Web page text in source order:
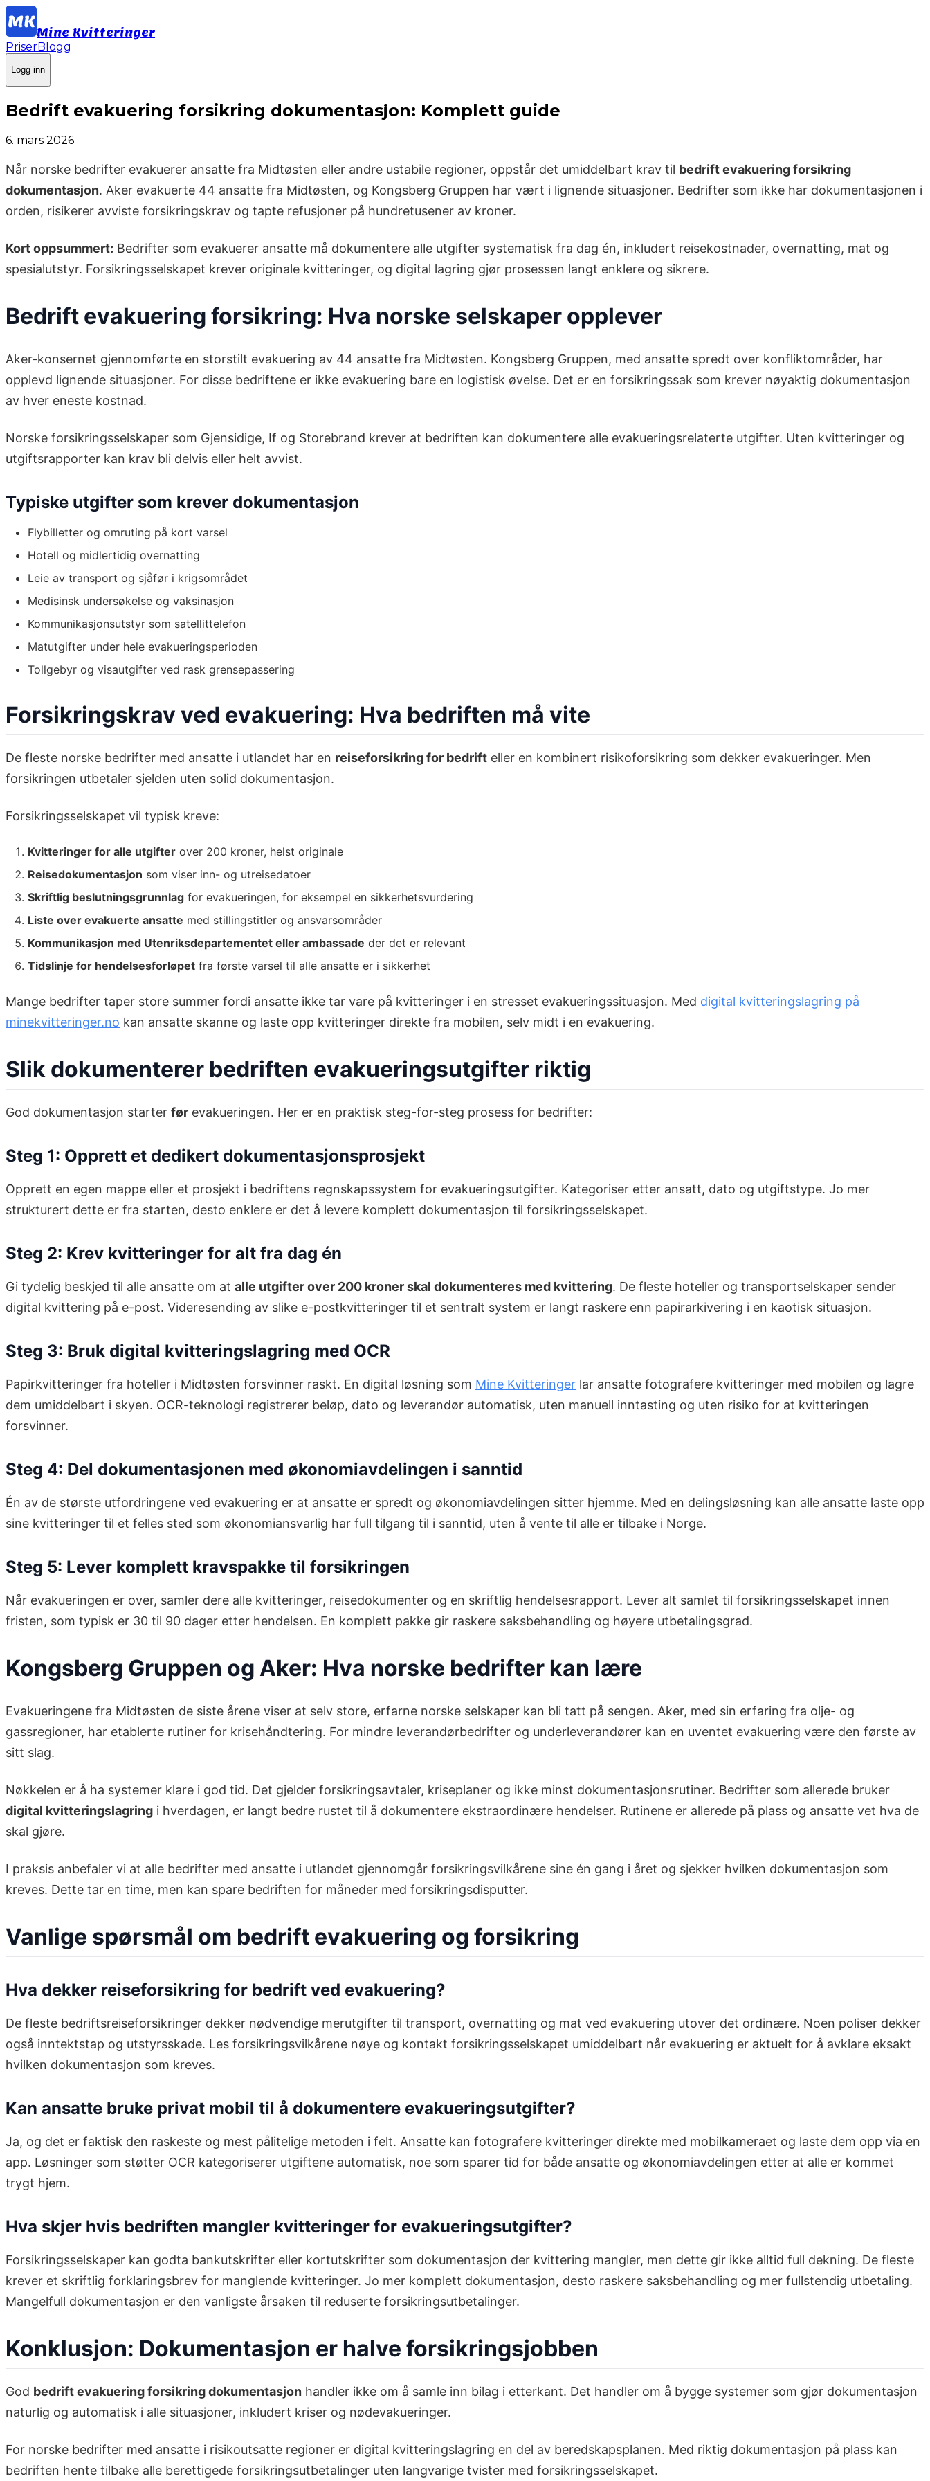
Mine Kvitteringer
PriserBlogg
Logg inn
Bedrift evakuering forsikring dokumentasjon: Komplett guide
6. mars 2026
Når norske bedrifter evakuerer ansatte fra Midtøsten eller andre ustabile regioner, oppstår det umiddelbart krav til bedrift evakuering forsikring
dokumentasjon. Aker evakuerte 44 ansatte fra Midtøsten, og Kongsberg Gruppen har vært i lignende situasjoner. Bedrifter som ikke har dokumentasjonen i
orden, risikerer avviste forsikringskrav og tapte refusjoner på hundretusener av kroner.
Kort oppsummert: Bedrifter som evakuerer ansatte må dokumentere alle utgifter systematisk fra dag én, inkludert reisekostnader, overnatting, mat og
spesialutstyr. Forsikringsselskapet krever originale kvitteringer, og digital lagring gjør prosessen langt enklere og sikrere.
Bedrift evakuering forsikring: Hva norske selskaper opplever
Aker-konsernet gjennomførte en storstilt evakuering av 44 ansatte fra Midtøsten. Kongsberg Gruppen, med ansatte spredt over konfliktområder, har
opplevd lignende situasjoner. For disse bedriftene er ikke evakuering bare en logistisk øvelse. Det er en forsikringssak som krever nøyaktig dokumentasjon
av hver eneste kostnad.
Norske forsikringsselskaper som Gjensidige, If og Storebrand krever at bedriften kan dokumentere alle evakueringsrelaterte utgifter. Uten kvitteringer og
utgiftsrapporter kan krav bli delvis eller helt avvist.
Typiske utgifter som krever dokumentasjon
Flybilletter og omruting på kort varsel
Hotell og midlertidig overnatting
Leie av transport og sjåfør i krigsområdet
Medisinsk undersøkelse og vaksinasjon
Kommunikasjonsutstyr som satellittelefon
Matutgifter under hele evakueringsperioden
Tollgebyr og visautgifter ved rask grensepassering
Forsikringskrav ved evakuering: Hva bedriften må vite
De fleste norske bedrifter med ansatte i utlandet har en reiseforsikring for bedrift eller en kombinert risikoforsikring som dekker evakueringer. Men
forsikringen utbetaler sjelden uten solid dokumentasjon.
Forsikringsselskapet vil typisk kreve:
Kvitteringer for alle utgifter over 200 kroner, helst originale
Reisedokumentasjon som viser inn- og utreisedatoer
Skriftlig beslutningsgrunnlag for evakueringen, for eksempel en sikkerhetsvurdering
Liste over evakuerte ansatte med stillingstitler og ansvarsområder
Kommunikasjon med Utenriksdepartementet eller ambassade der det er relevant
Tidslinje for hendelsesforløpet fra første varsel til alle ansatte er i sikkerhet
Mange bedrifter taper store summer fordi ansatte ikke tar vare på kvitteringer i en stresset evakueringssituasjon. Med digital kvitteringslagring på
minekvitteringer.no kan ansatte skanne og laste opp kvitteringer direkte fra mobilen, selv midt i en evakuering.
Slik dokumenterer bedriften evakueringsutgifter riktig
God dokumentasjon starter før evakueringen. Her er en praktisk steg-for-steg prosess for bedrifter:
Steg 1: Opprett et dedikert dokumentasjonsprosjekt
Opprett en egen mappe eller et prosjekt i bedriftens regnskapssystem for evakueringsutgifter. Kategoriser etter ansatt, dato og utgiftstype. Jo mer
strukturert dette er fra starten, desto enklere er det å levere komplett dokumentasjon til forsikringsselskapet.
Steg 2: Krev kvitteringer for alt fra dag én
Gi tydelig beskjed til alle ansatte om at alle utgifter over 200 kroner skal dokumenteres med kvittering. De fleste hoteller og transportselskaper sender
digital kvittering på e-post. Videresending av slike e-postkvitteringer til et sentralt system er langt raskere enn papirarkivering i en kaotisk situasjon.
Steg 3: Bruk digital kvitteringslagring med OCR
Papirkvitteringer fra hoteller i Midtøsten forsvinner raskt. En digital løsning som Mine Kvitteringer lar ansatte fotografere kvitteringer med mobilen og lagre
dem umiddelbart i skyen. OCR-teknologi registrerer beløp, dato og leverandør automatisk, uten manuell inntasting og uten risiko for at kvitteringen
forsvinner.
Steg 4: Del dokumentasjonen med økonomiavdelingen i sanntid
Én av de største utfordringene ved evakuering er at ansatte er spredt og økonomiavdelingen sitter hjemme. Med en delingsløsning kan alle ansatte laste opp
sine kvitteringer til et felles sted som økonomiansvarlig har full tilgang til i sanntid, uten å vente til alle er tilbake i Norge.
Steg 5: Lever komplett kravspakke til forsikringen
Når evakueringen er over, samler dere alle kvitteringer, reisedokumenter og en skriftlig hendelsesrapport. Lever alt samlet til forsikringsselskapet innen
fristen, som typisk er 30 til 90 dager etter hendelsen. En komplett pakke gir raskere saksbehandling og høyere utbetalingsgrad.
Kongsberg Gruppen og Aker: Hva norske bedrifter kan lære
Evakueringene fra Midtøsten de siste årene viser at selv store, erfarne norske selskaper kan bli tatt på sengen. Aker, med sin erfaring fra olje- og
gassregioner, har etablerte rutiner for krisehåndtering. For mindre leverandørbedrifter og underleverandører kan en uventet evakuering være den første av
sitt slag.
Nøkkelen er å ha systemer klare i god tid. Det gjelder forsikringsavtaler, kriseplaner og ikke minst dokumentasjonsrutiner. Bedrifter som allerede bruker
digital kvitteringslagring i hverdagen, er langt bedre rustet til å dokumentere ekstraordinære hendelser. Rutinene er allerede på plass og ansatte vet hva de
skal gjøre.
I praksis anbefaler vi at alle bedrifter med ansatte i utlandet gjennomgår forsikringsvilkårene sine én gang i året og sjekker hvilken dokumentasjon som
kreves. Dette tar en time, men kan spare bedriften for måneder med forsikringsdisputter.
Vanlige spørsmål om bedrift evakuering og forsikring
Hva dekker reiseforsikring for bedrift ved evakuering?
De fleste bedriftsreiseforsikringer dekker nødvendige merutgifter til transport, overnatting og mat ved evakuering utover det ordinære. Noen poliser dekker
også inntektstap og utstyrsskade. Les forsikringsvilkårene nøye og kontakt forsikringsselskapet umiddelbart når evakuering er aktuelt for å avklare eksakt
hvilken dokumentasjon som kreves.
Kan ansatte bruke privat mobil til å dokumentere evakueringsutgifter?
Ja, og det er faktisk den raskeste og mest pålitelige metoden i felt. Ansatte kan fotografere kvitteringer direkte med mobilkameraet og laste dem opp via en
app. Løsninger som støtter OCR kategoriserer utgiftene automatisk, noe som sparer tid for både ansatte og økonomiavdelingen etter at alle er kommet
trygt hjem.
Hva skjer hvis bedriften mangler kvitteringer for evakueringsutgifter?
Forsikringsselskaper kan godta bankutskrifter eller kortutskrifter som dokumentasjon der kvittering mangler, men dette gir ikke alltid full dekning. De fleste
krever et skriftlig forklaringsbrev for manglende kvitteringer. Jo mer komplett dokumentasjon, desto raskere saksbehandling og mer fullstendig utbetaling.
Mangelfull dokumentasjon er den vanligste årsaken til reduserte forsikringsutbetalinger.
Konklusjon: Dokumentasjon er halve forsikringsjobben
God bedrift evakuering forsikring dokumentasjon handler ikke om å samle inn bilag i etterkant. Det handler om å bygge systemer som gjør dokumentasjon
naturlig og automatisk i alle situasjoner, inkludert kriser og nødevakueringer.
For norske bedrifter med ansatte i risikoutsatte regioner er digital kvitteringslagring en del av beredskapsplanen. Med riktig dokumentasjon på plass kan
bedriften hente tilbake alle berettigede forsikringsutbetalinger uten langvarige tvister med forsikringsselskapet.